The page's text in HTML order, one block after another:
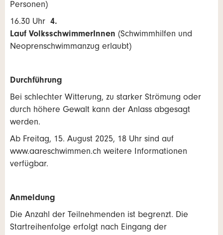
Personen)
16.30 Uhr 4.
Lauf VolksschwimmerInnen (Schwimmhilfen und
Neoprenschwimmanzug erlaubt)
Durchführung
Bei schlechter Witterung, zu starker Strömung oder
durch höhere Gewalt kann der Anlass abgesagt
werden.
Ab Freitag, 15. August 2025, 18 Uhr sind auf
www.aareschwimmen.ch weitere Informationen
verfügbar.
Anmeldung
Die Anzahl der Teilnehmenden ist begrenzt. Die
Startreihenfolge erfolgt nach Eingang der